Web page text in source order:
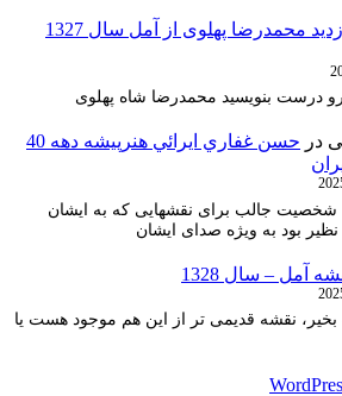
بازدید محمدرضا پهلوی از آمل سال 1327
درست بنویسید محمدرضا شاه پهلوی
در
حسن غفاري ايرائي هنرپيشه دهه 40
شخصیت جالب برای نقشهایی که به ایشان
نظیر بود به ویژه صدای ایشان
آمل – سال 1328
نقشه قدیمی تر از این هم موجود هست یا